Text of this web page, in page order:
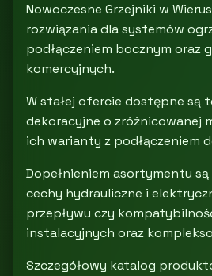
Nowoczesne Grzejniki w
rozwiązania dla systemów
podłączeniem bocznym oraz
komercyjnych.
W stałej ofercie dostępne są
dekoracyjne o zróżnicowanej
ich warianty z podłączeniem
Dopełnieniem asortymentu
cechy hydrauliczne i
przepływu czy
instalacyjnych oraz
Szczegółowy katalog